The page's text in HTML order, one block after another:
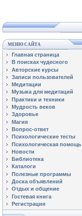
МЕНЮ САЙТА
Главная страница
В поисках чудесного
Авторские курсы
Записи пользователей
Медитации
Музыка для медитаций
Практики и техники
Мудрость веков
Здоровье
Магия
Вопрос-ответ
Психологические тесты
Психологическая помощь
Новости
Библиотека
Каталоги
Полезные программы
Доска объявлений
Отдых и общение
Гостевая книга
Регистрация